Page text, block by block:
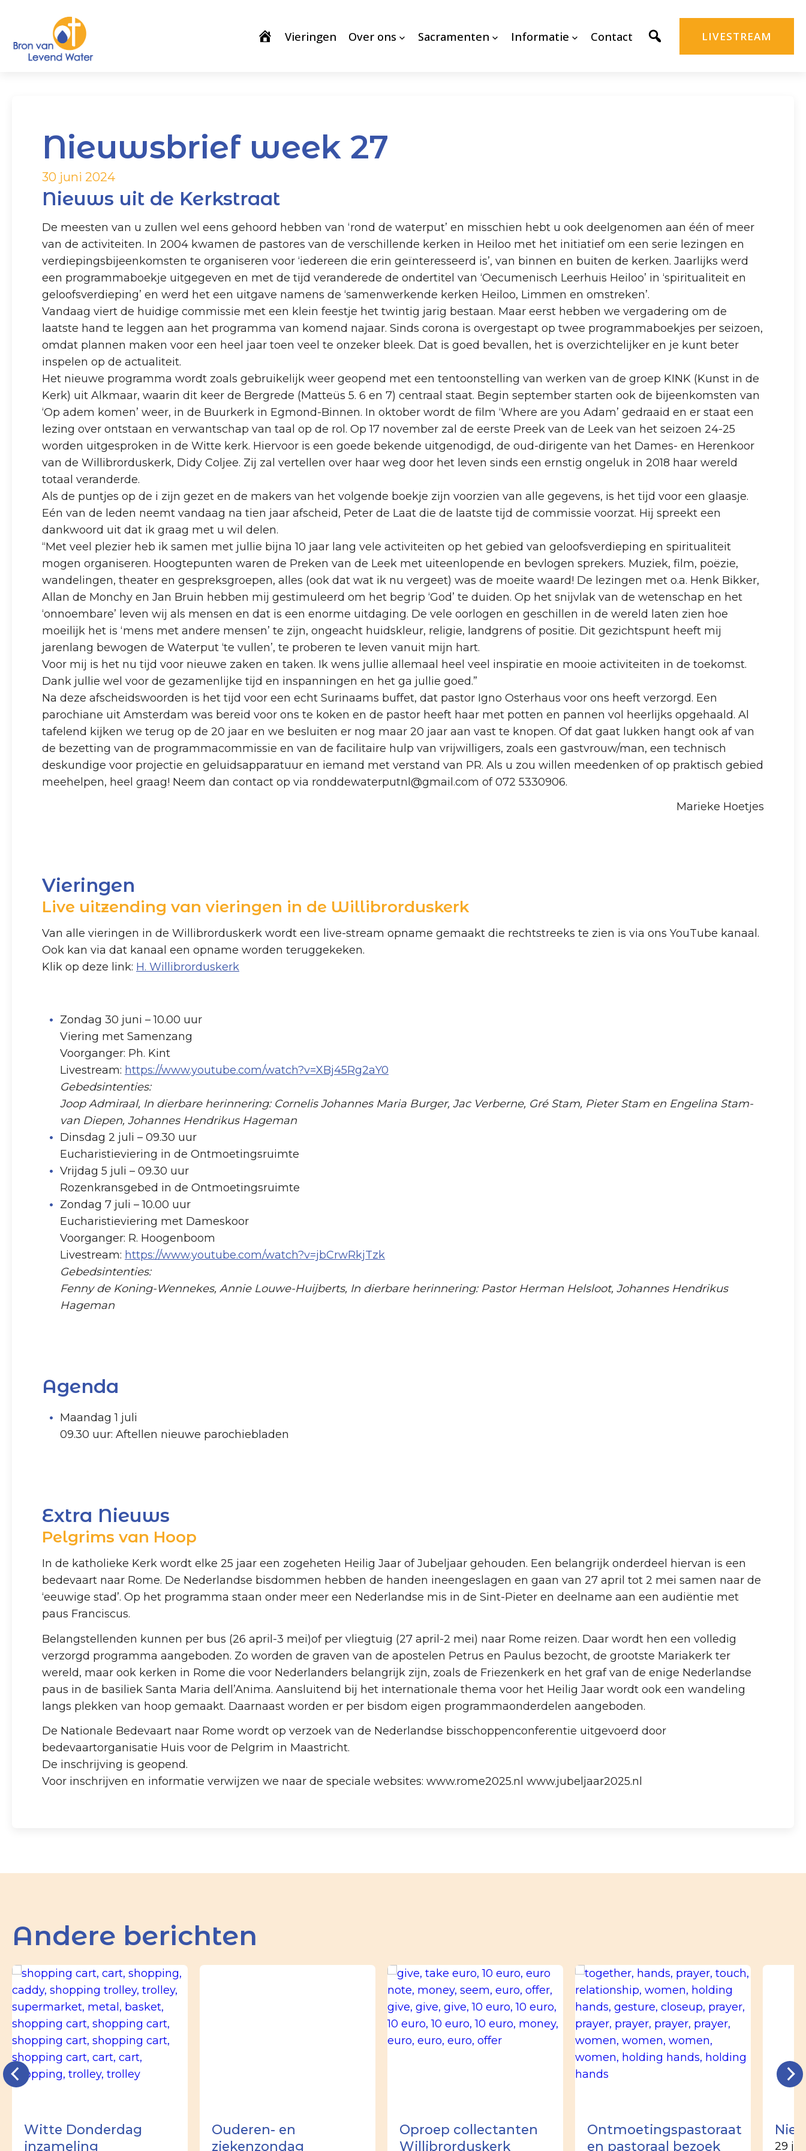
Vieringen Over ons Sacramenten Informatie Contact LIVESTREAM
Nieuwsbrief week 27
30 juni 2024
Nieuws uit de Kerkstraat
De meesten van u zullen wel eens gehoord hebben van ‘rond de waterput’ en misschien hebt u ook deelgenomen aan één of meer
van de activiteiten. In 2004 kwamen de pastores van de verschillende kerken in Heiloo met het initiatief om een serie lezingen en
verdiepingsbijeenkomsten te organiseren voor ‘iedereen die erin geïnteresseerd is’, van binnen en buiten de kerken. Jaarlijks werd
een programmaboekje uitgegeven en met de tijd veranderede de ondertitel van ‘Oecumenisch Leerhuis Heiloo’ in ‘spiritualiteit en
geloofsverdieping’ en werd het een uitgave namens de ‘samenwerkende kerken Heiloo, Limmen en omstreken’.
Vandaag viert de huidige commissie met een klein feestje het twintig jarig bestaan. Maar eerst hebben we vergadering om de
laatste hand te leggen aan het programma van komend najaar. Sinds corona is overgestapt op twee programmaboekjes per seizoen,
omdat plannen maken voor een heel jaar toen veel te onzeker bleek. Dat is goed bevallen, het is overzichtelijker en je kunt beter
inspelen op de actualiteit.
Het nieuwe programma wordt zoals gebruikelijk weer geopend met een tentoonstelling van werken van de groep KINK (Kunst in de
Kerk) uit Alkmaar, waarin dit keer de Bergrede (Matteüs 5. 6 en 7) centraal staat. Begin september starten ook de bijeenkomsten van
‘Op adem komen’ weer, in de Buurkerk in Egmond-Binnen. In oktober wordt de film ‘Where are you Adam’ gedraaid en er staat een
lezing over ontstaan en verwantschap van taal op de rol. Op 17 november zal de eerste Preek van de Leek van het seizoen 24-25
worden uitgesproken in de Witte kerk. Hiervoor is een goede bekende uitgenodigd, de oud-dirigente van het Dames- en Herenkoor
van de Willibrorduskerk, Didy Coljee. Zij zal vertellen over haar weg door het leven sinds een ernstig ongeluk in 2018 haar wereld
totaal veranderde.
Als de puntjes op de i zijn gezet en de makers van het volgende boekje zijn voorzien van alle gegevens, is het tijd voor een glaasje.
Eén van de leden neemt vandaag na tien jaar afscheid, Peter de Laat die de laatste tijd de commissie voorzat. Hij spreekt een
dankwoord uit dat ik graag met u wil delen.
“Met veel plezier heb ik samen met jullie bijna 10 jaar lang vele activiteiten op het gebied van geloofsverdieping en spiritualiteit
mogen organiseren. Hoogtepunten waren de Preken van de Leek met uiteenlopende en bevlogen sprekers. Muziek, film, poëzie,
wandelingen, theater en gespreksgroepen, alles (ook dat wat ik nu vergeet) was de moeite waard! De lezingen met o.a. Henk Bikker,
Allan de Monchy en Jan Bruin hebben mij gestimuleerd om het begrip ‘God’ te duiden. Op het snijvlak van de wetenschap en het
‘onnoembare’ leven wij als mensen en dat is een enorme uitdaging. De vele oorlogen en geschillen in de wereld laten zien hoe
moeilijk het is ‘mens met andere mensen’ te zijn, ongeacht huidskleur, religie, landgrens of positie. Dit gezichtspunt heeft mij
jarenlang bewogen de Waterput ‘te vullen’, te proberen te leven vanuit mijn hart.
Voor mij is het nu tijd voor nieuwe zaken en taken. Ik wens jullie allemaal heel veel inspiratie en mooie activiteiten in de toekomst.
Dank jullie wel voor de gezamenlijke tijd en inspanningen en het ga jullie goed.”
Na deze afscheidswoorden is het tijd voor een echt Surinaams buffet, dat pastor Igno Osterhaus voor ons heeft verzorgd. Een
parochiane uit Amsterdam was bereid voor ons te koken en de pastor heeft haar met potten en pannen vol heerlijks opgehaald. Al
tafelend kijken we terug op de 20 jaar en we besluiten er nog maar 20 jaar aan vast te knopen. Of dat gaat lukken hangt ook af van
de bezetting van de programmacommissie en van de facilitaire hulp van vrijwilligers, zoals een gastvrouw/man, een technisch
deskundige voor projectie en geluidsapparatuur en iemand met verstand van PR. Als u zou willen meedenken of op praktisch gebied
meehelpen, heel graag! Neem dan contact op via ronddewaterputnl@gmail.com of 072 5330906.
Marieke Hoetjes
Vieringen
Live uitzending van vieringen in de Willibrorduskerk
Van alle vieringen in de Willibrorduskerk wordt een live-stream opname gemaakt die rechtstreeks te zien is via ons YouTube kanaal.
Ook kan via dat kanaal een opname worden teruggekeken.
Klik op deze link: H. Willibrorduskerk
Zondag 30 juni – 10.00 uur
Viering met Samenzang
Voorganger: Ph. Kint
Livestream: https://www.youtube.com/watch?v=XBj45Rg2aY0
Gebedsintenties:
Joop Admiraal, In dierbare herinnering: Cornelis Johannes Maria Burger, Jac Verberne, Gré Stam, Pieter Stam en Engelina Stam-
van Diepen, Johannes Hendrikus Hageman
Dinsdag 2 juli – 09.30 uur
Eucharistieviering in de Ontmoetingsruimte
Vrijdag 5 juli – 09.30 uur
Rozenkransgebed in de Ontmoetingsruimte
Zondag 7 juli – 10.00 uur
Eucharistieviering met Dameskoor
Voorganger: R. Hoogenboom
Livestream: https://www.youtube.com/watch?v=jbCrwRkjTzk
Gebedsintenties:
Fenny de Koning-Wennekes, Annie Louwe-Huijberts, In dierbare herinnering: Pastor Herman Helsloot, Johannes Hendrikus
Hageman
Agenda
Maandag 1 juli
09.30 uur: Aftellen nieuwe parochiebladen
Extra Nieuws
Pelgrims van Hoop
In de katholieke Kerk wordt elke 25 jaar een zogeheten Heilig Jaar of Jubeljaar gehouden. Een belangrijk onderdeel hiervan is een
bedevaart naar Rome. De Nederlandse bisdommen hebben de handen ineengeslagen en gaan van 27 april tot 2 mei samen naar de
‘eeuwige stad’. Op het programma staan onder meer een Nederlandse mis in de Sint-Pieter en deelname aan een audiëntie met
paus Franciscus.
Belangstellenden kunnen per bus (26 april-3 mei)of per vliegtuig (27 april-2 mei) naar Rome reizen. Daar wordt hen een volledig
verzorgd programma aangeboden. Zo worden de graven van de apostelen Petrus en Paulus bezocht, de grootste Mariakerk ter
wereld, maar ook kerken in Rome die voor Nederlanders belangrijk zijn, zoals de Friezenkerk en het graf van de enige Nederlandse
paus in de basiliek Santa Maria dell’Anima. Aansluitend bij het internationale thema voor het Heilig Jaar wordt ook een wandeling
langs plekken van hoop gemaakt. Daarnaast worden er per bisdom eigen programmaonderdelen aangeboden.
De Nationale Bedevaart naar Rome wordt op verzoek van de Nederlandse bisschoppenconferentie uitgevoerd door
bedevaartorganisatie Huis voor de Pelgrim in Maastricht.
De inschrijving is geopend.
Voor inschrijven en informatie verwijzen we naar de speciale websites: www.rome2025.nl www.jubeljaar2025.nl
Andere berichten
Witte Donderdag
inzameling
Ouderen- en
ziekenzondag
Oproep collectanten
Willibrorduskerk
Ontmoetingspastoraat
en pastoraal bezoek
29